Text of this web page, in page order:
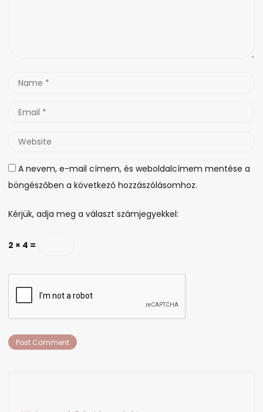
Name
Email
Website
A nevem, e-mail címem, és weboldalcímem mentése a
böngészőben a következő hozzászólásomhoz.
Kérjük, adja meg a választ számjegyekkel:
2 × 4 =